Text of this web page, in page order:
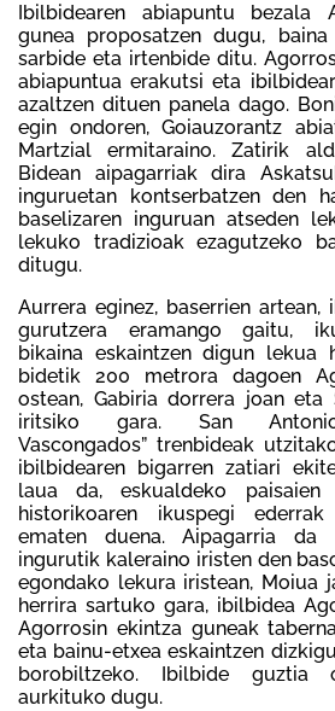
Ibilbidearen abiapuntu bezala
gunea proposatzen dugu,
sarbide eta irtenbide ditu.
abiapuntua erakutsi eta
azaltzen dituen panela dago.
egin ondoren, Goiauzorantz
Martzial ermitaraino. Zatirik
Bidean aipagarriak dira
inguruetan kontserbatzen den
baselizaren inguruan atseden
lekuko tradizioak ezagutzeko
ditugu.
Aurrera eginez, baserrien artean,
gurutzera eramango gaitu,
bikaina eskaintzen digun lekua
bidetik 200 metrora dagoen
ostean, Gabiria dorrera joan eta
iritsiko gara. San
Vascongados” trenbideak
ibilbidearen bigarren zatiari
laua da, eskualdeko
historikoaren ikuspegi
ematen duena. Aipagarria da
ingurutik kaleraino iristen den
egondako lekura iristean, Moiua
herrira sartuko gara, ibilbidea
Agorrosin ekintza guneak
eta bainu-etxea eskaintzen
borobiltzeko. Ibilbide guztia
aurkituko dugu.